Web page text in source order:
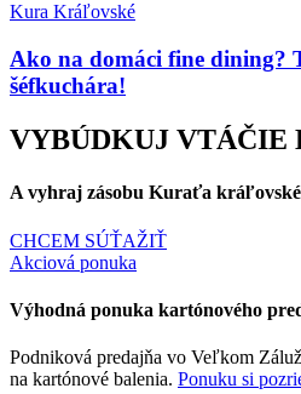
Kura Kráľovské
Ako na domáci fine dining?
šéfkuchára!
VYBÚDKUJ VTÁČIE
A vyhraj zásobu Kuraťa
CHCEM SÚŤAŽIŤ
Akciová ponuka
Výhodná ponuka kartónového
Podniková predajňa vo Veľkom
na kartónové balenia. Ponuku si